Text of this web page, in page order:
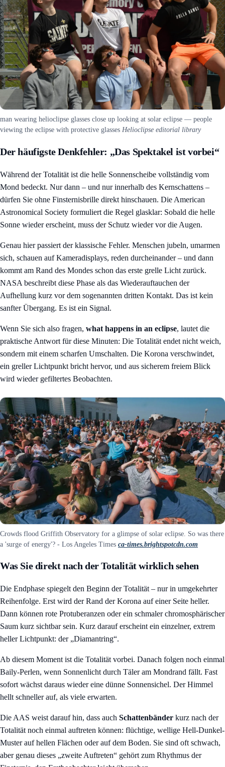
man wearing helioclipse glasses close up looking at solar eclipse — people
viewing the eclipse with protective glasses Helioclipse editorial library
Der häufigste Denkfehler: „Das Spektakel ist vorbei“
Während der Totalität ist die helle Sonnenscheibe vollständig vom
Mond bedeckt. Nur dann – und nur innerhalb des Kernschattens –
dürfen Sie ohne Finsternisbrille direkt hinschauen. Die American
Astronomical Society formuliert die Regel glasklar: Sobald die helle
Sonne wieder erscheint, muss der Schutz wieder vor die Augen.
Genau hier passiert der klassische Fehler. Menschen jubeln, umarmen
sich, schauen auf Kameradisplays, reden durcheinander – und dann
kommt am Rand des Mondes schon das erste grelle Licht zurück.
NASA beschreibt diese Phase als das Wiederauftauchen der
Aufhellung kurz vor dem sogenannten dritten Kontakt. Das ist kein
sanfter Übergang. Es ist ein Signal.
Wenn Sie sich also fragen, what happens in an eclipse, lautet die
praktische Antwort für diese Minuten: Die Totalität endet nicht weich,
sondern mit einem scharfen Umschalten. Die Korona verschwindet,
ein greller Lichtpunkt bricht hervor, und aus sicherem freiem Blick
wird wieder gefiltertes Beobachten.
Crowds flood Griffith Observatory for a glimpse of solar eclipse. So was there
a 'surge of energy'? - Los Angeles Times ca-times.brightspotcdn.com
Was Sie direkt nach der Totalität wirklich sehen
Die Endphase spiegelt den Beginn der Totalität – nur in umgekehrter
Reihenfolge. Erst wird der Rand der Korona auf einer Seite heller.
Dann können rote Protuberanzen oder ein schmaler chromosphärischer
Saum kurz sichtbar sein. Kurz darauf erscheint ein einzelner, extrem
heller Lichtpunkt: der „Diamantring“.
Ab diesem Moment ist die Totalität vorbei. Danach folgen noch einmal
Baily-Perlen, wenn Sonnenlicht durch Täler am Mondrand fällt. Fast
sofort wächst daraus wieder eine dünne Sonnensichel. Der Himmel
hellt schneller auf, als viele erwarten.
Die AAS weist darauf hin, dass auch Schattenbänder kurz nach der
Totalität noch einmal auftreten können: flüchtige, wellige Hell-Dunkel-
Muster auf hellen Flächen oder auf dem Boden. Sie sind oft schwach,
aber genau dieses „zweite Auftreten“ gehört zum Rhythmus der